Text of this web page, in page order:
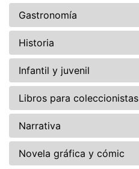
Gastronomía
Historia
Infantil y juvenil
Libros para coleccionistas
Narrativa
Novela gráfica y cómic